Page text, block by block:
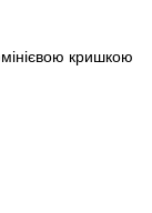
кришкою